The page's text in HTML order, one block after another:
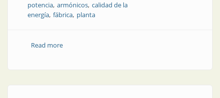
potencia armónicos calidad de la
energía fábrica planta
Read moreabout La nueva planta de Leyden, un salto